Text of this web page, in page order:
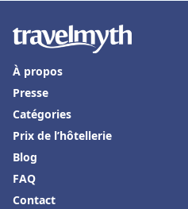
À propos
Presse
Catégories
Prix de l’hôtellerie
Blog
FAQ
Contact